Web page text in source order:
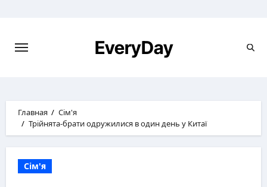
EveryDay
Главная
Сім'я
Трійнята-брати одружилися в один день у Китаї
Сім'я